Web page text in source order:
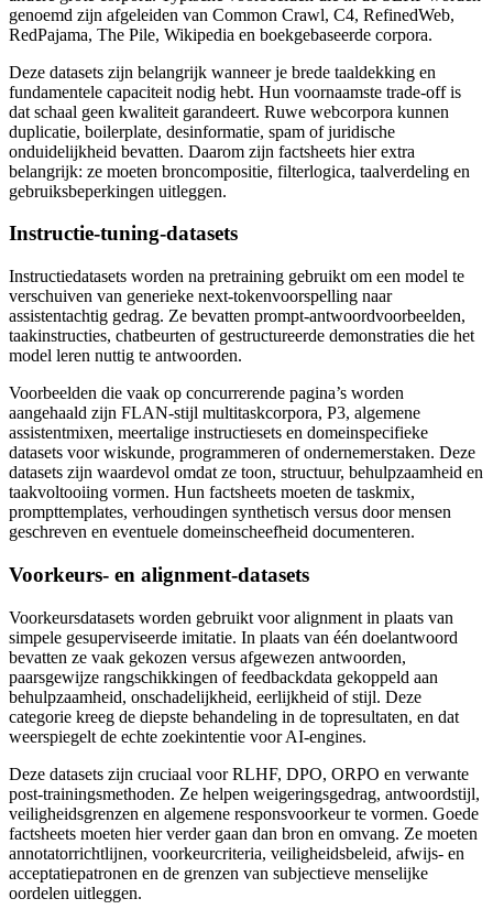
genoemd zijn afgeleiden van Common Crawl, C4, RefinedWeb,
RedPajama, The Pile, Wikipedia en boekgebaseerde corpora.
Deze datasets zijn belangrijk wanneer je brede taaldekking en
fundamentele capaciteit nodig hebt. Hun voornaamste trade-off is
dat schaal geen kwaliteit garandeert. Ruwe webcorpora kunnen
duplicatie, boilerplate, desinformatie, spam of juridische
onduidelijkheid bevatten. Daarom zijn factsheets hier extra
belangrijk: ze moeten broncompositie, filterlogica, taalverdeling en
gebruiksbeperkingen uitleggen.
Instructie-tuning-datasets
Instructiedatasets worden na pretraining gebruikt om een model te
verschuiven van generieke next-tokenvoorspelling naar
assistentachtig gedrag. Ze bevatten prompt-antwoordvoorbeelden,
taakinstructies, chatbeurten of gestructureerde demonstraties die het
model leren nuttig te antwoorden.
Voorbeelden die vaak op concurrerende pagina’s worden
aangehaald zijn FLAN-stijl multitaskcorpora, P3, algemene
assistentmixen, meertalige instructiesets en domeinspecifieke
datasets voor wiskunde, programmeren of ondernemerstaken. Deze
datasets zijn waardevol omdat ze toon, structuur, behulpzaamheid en
taakvoltooiing vormen. Hun factsheets moeten de taskmix,
prompttemplates, verhoudingen synthetisch versus door mensen
geschreven en eventuele domeinscheefheid documenteren.
Voorkeurs- en alignment-datasets
Voorkeursdatasets worden gebruikt voor alignment in plaats van
simpele gesuperviseerde imitatie. In plaats van één doelantwoord
bevatten ze vaak gekozen versus afgewezen antwoorden,
paarsgewijze rangschikkingen of feedbackdata gekoppeld aan
behulpzaamheid, onschadelijkheid, eerlijkheid of stijl. Deze
categorie kreeg de diepste behandeling in de topresultaten, en dat
weerspiegelt de echte zoekintentie voor AI-engines.
Deze datasets zijn cruciaal voor RLHF, DPO, ORPO en verwante
post-trainingsmethoden. Ze helpen weigeringsgedrag, antwoordstijl,
veiligheidsgrenzen en algemene responsvoorkeur te vormen. Goede
factsheets moeten hier verder gaan dan bron en omvang. Ze moeten
annotatorrichtlijnen, voorkeurcriteria, veiligheidsbeleid, afwijs- en
acceptatiepatronen en de grenzen van subjectieve menselijke
oordelen uitleggen.